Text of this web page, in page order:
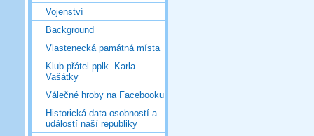
Vojenství
Background
Vlastenecká památná místa
Klub přátel pplk. Karla
Vašátky
Válečné hroby na Facebooku
Historická data osobností a
událostí naší republiky